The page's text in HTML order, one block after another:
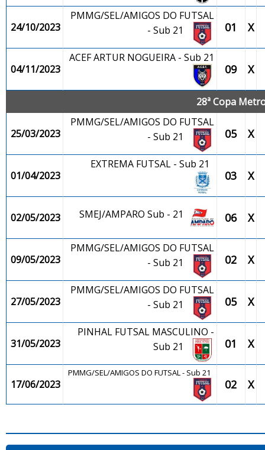
24/10/2023
PMMG/SEL/AMIGOS DO FUTSAL
- Sub 21
01 X
04/11/2023
ACEF ARTUR NOGUEIRA - Sub 21
09 X
28ª Copa
25/03/2023
PMMG/SEL/AMIGOS DO FUTSAL
- Sub 21
05 X
01/04/2023
EXTREMA FUTSAL - Sub 21
03 X
02/05/2023 SMEJ/AMPARO Sub - 21 06 X
09/05/2023
PMMG/SEL/AMIGOS DO FUTSAL
- Sub 21
02 X
27/05/2023
PMMG/SEL/AMIGOS DO FUTSAL
- Sub 21
05 X
31/05/2023
PINHAL FUTSAL MASCULINO -
Sub 21
01 X
17/06/2023
PMMG/SEL/AMIGOS DO FUTSAL - Sub 21
02 X